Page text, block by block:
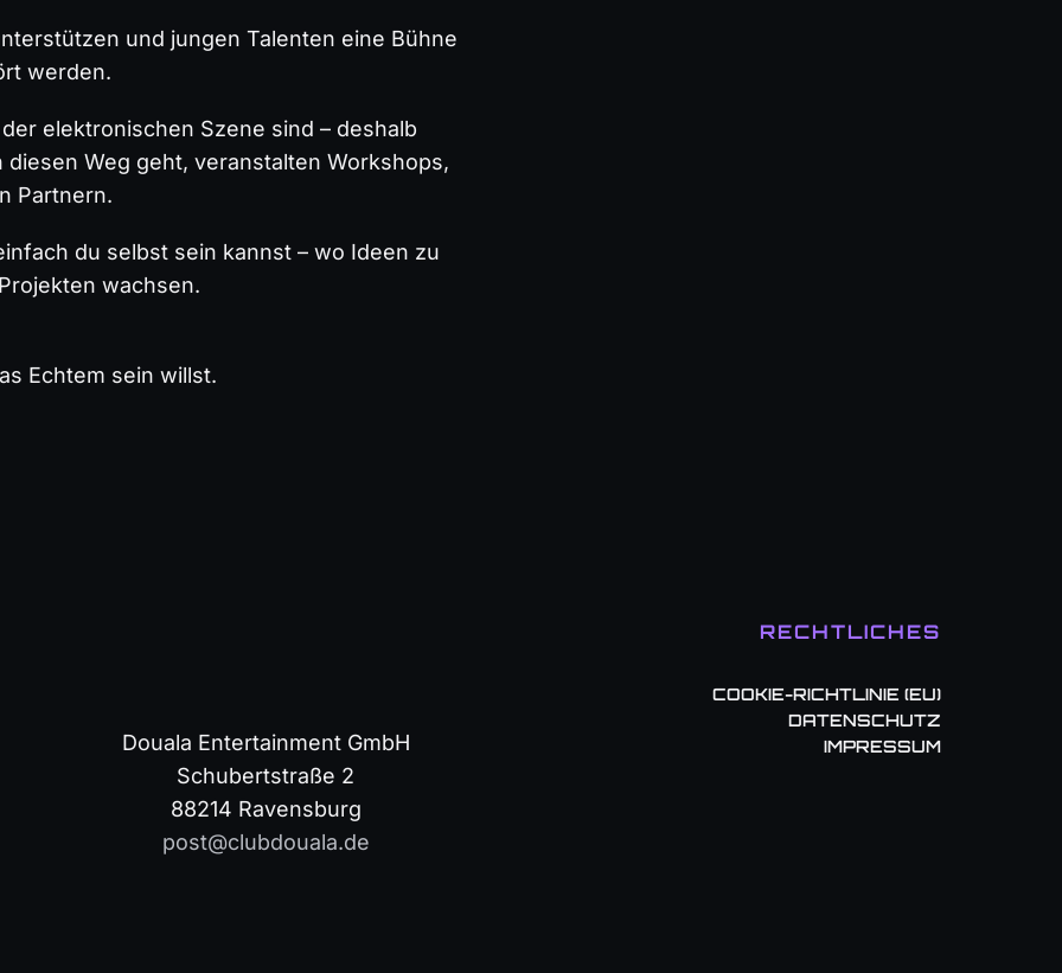
und jungen Talenten eine Bühne
werden.
elektronischen Szene sind – deshalb
Weg geht, veranstalten Workshops,
Partnern.
du selbst sein kannst – wo Ideen zu
wachsen.
Echtem sein willst.
Douala Entertainment GmbH
Schubertstraße 2
88214 Ravensburg
post@clubdouala.de
RECHTLICHES
COOKIE-RICHTLINIE (EU)
DATENSCHUTZ
IMPRESSUM